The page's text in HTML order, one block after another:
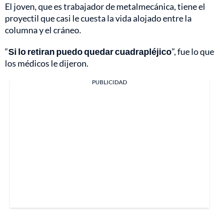
El joven, que es trabajador de metalmecánica, tiene el
proyectil que casi le cuesta la vida alojado entre la
columna y el cráneo.
“Si lo retiran puedo quedar cuadrapléjico”, fue lo que
los médicos le dijeron.
PUBLICIDAD